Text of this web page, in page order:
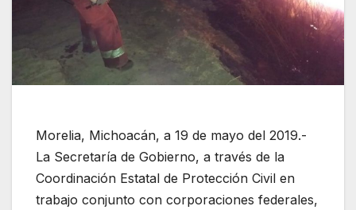
Morelia, Michoacán, a 19 de mayo del 2019.-
La Secretaría de Gobierno, a través de la
Coordinación Estatal de Protección Civil en
trabajo conjunto con corporaciones federales,